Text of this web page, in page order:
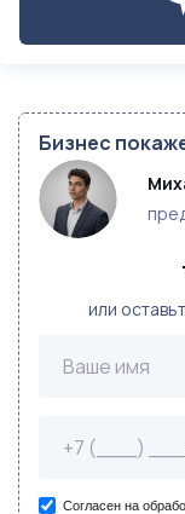
Бизнес
или
Согласен на